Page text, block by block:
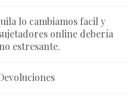
lo cambiamos facil y
online debería
estresante.